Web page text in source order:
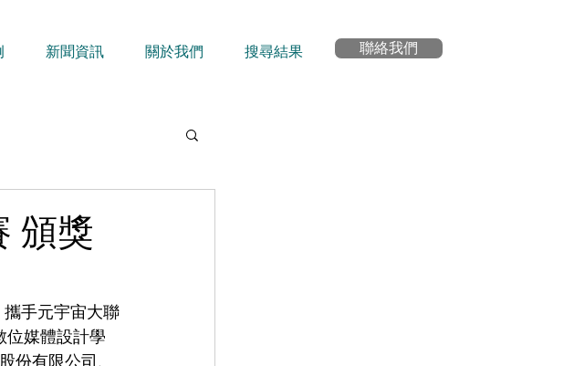
新聞資訊 關於我們 搜尋結果 聯絡我們
頒獎
手元宇宙大聯
位媒體設計學
份有限公司、